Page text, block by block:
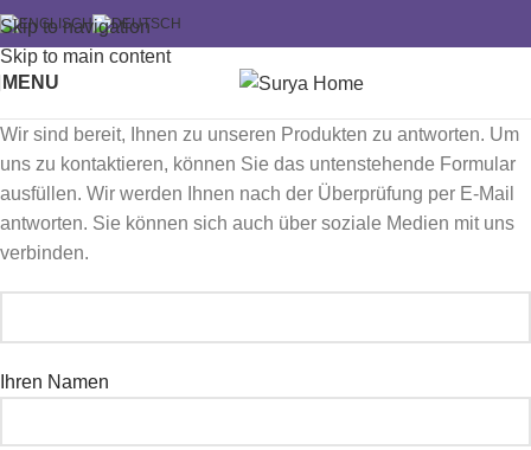
Skip to navigation
Skip to main content
MENU
Wir sind bereit, Ihnen zu unseren Produkten zu antworten. Um
uns zu kontaktieren, können Sie das untenstehende Formular
ausfüllen. Wir werden Ihnen nach der Überprüfung per E-Mail
antworten. Sie können sich auch über soziale Medien mit uns
verbinden.
Ihren Namen